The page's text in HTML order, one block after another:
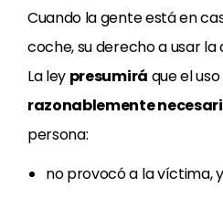
Cuando la gente está en
coche, su derecho a usar
La ley presumirá que el
razonablemente
persona:
no provocó a la víctima, y